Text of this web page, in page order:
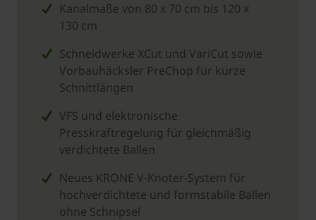
Kanalmaße von 80 x 70 cm bis 120 x
130 cm
Schneidwerke XCut und VariCut sowie
Vorbauhäcksler PreChop für kurze
Schnittlängen
VFS und elektronische
Presskraftregelung für gleichmäßig
verdichtete Ballen
Neues KRONE V-Knoter-System für
hochverdichtete und formstabile Ballen
ohne Schnipsel